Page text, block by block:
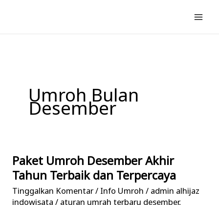
konten
Umroh Bulan
Desember
Paket Umroh Desember Akhir
Tahun Terbaik dan Terpercaya
Tinggalkan Komentar/ Info Umroh / admin alhijaz
Paket
Umroh
Desember
Akhir